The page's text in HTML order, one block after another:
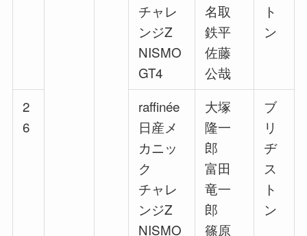
チャレ
ンジZ
NISMO
GT4
名取
鉄平
佐藤
公哉
ト
ン
2
6
raffinée
日産メ
カニッ
ク
チャレ
ンジZ
NISMO
大塚
隆一
郎
富田
竜一
郎
篠原
ブ
リ
ヂ
ス
ト
ン